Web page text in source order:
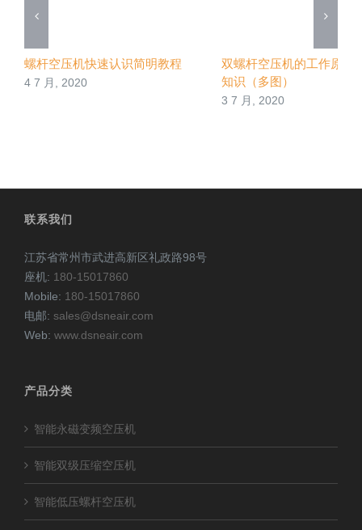
螺杆空压机快速认识简明教程
4 7 月, 2020
双螺杆空压机的工作原理
知识（多图）
3 7 月, 2020
联系我们
江苏省常州市武进高新区礼政路98号
座机: 180-15017860
Mobile: 180-15017860
电邮: sales@dsneair.com
Web: www.dsneair.com
产品分类
智能永磁变频空压机
智能双级压缩空压机
智能低压螺杆空压机